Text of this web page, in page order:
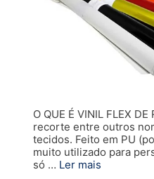
O QUE É VINIL FLEX
recorte entre outros
tecidos. Feito em PU
muito utilizado para
só … Ler mais